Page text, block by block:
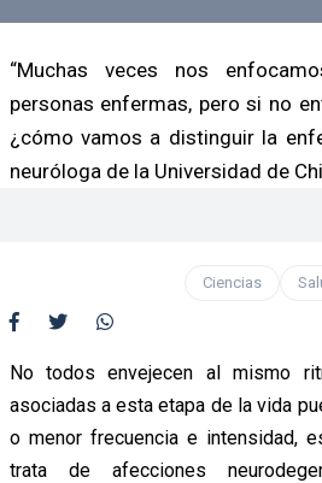
“Muchas veces nos
personas enfermas, pero si no
¿cómo vamos a distinguir la
neuróloga de la Universidad de
Ciencias
No todos envejecen al mismo
asociadas a esta etapa de la vida
o menor frecuencia e intensidad,
trata de afecciones